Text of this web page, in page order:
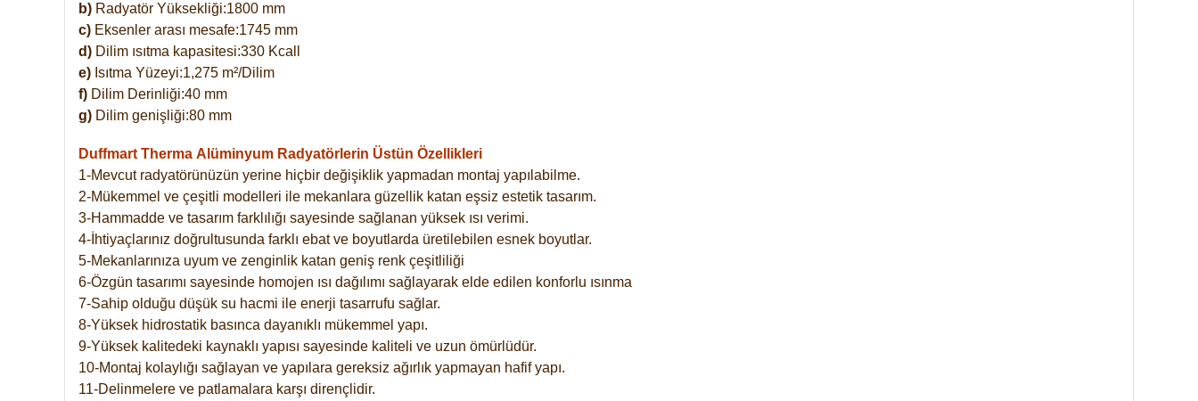
b) Radyatör Yüksekliği:1800 mm
c) Eksenler arası mesafe:1745 mm
d) Dilim ısıtma kapasitesi:330 Kcall
e) Isıtma Yüzeyi:1,275 m²/Dilim
f) Dilim Derinliği:40 mm
g) Dilim genişliği:80 mm
Duffmart Therma Alüminyum Radyatörlerin Üstün Özellikleri
1-Mevcut radyatörünüzün yerine hiçbir değişiklik yapmadan montaj yapılabilme.
2-Mükemmel ve çeşitli modelleri ile mekanlara güzellik katan eşsiz estetik tasarım.
3-Hammadde ve tasarım farklılığı sayesinde sağlanan yüksek ısı verimi.
4-İhtiyaçlarınız doğrultusunda farklı ebat ve boyutlarda üretilebilen esnek boyutlar.
5-Mekanlarınıza uyum ve zenginlik katan geniş renk çeşitliliği
6-Özgün tasarımı sayesinde homojen ısı dağılımı sağlayarak elde edilen konforlu ısınma
7-Sahip olduğu düşük su hacmi ile enerji tasarrufu sağlar.
8-Yüksek hidrostatik basınca dayanıklı mükemmel yapı.
9-Yüksek kalitedeki kaynaklı yapısı sayesinde kaliteli ve uzun ömürlüdür.
10-Montaj kolaylığı sağlayan ve yapılara gereksiz ağırlık yapmayan hafif yapı.
11-Delinmelere ve patlamalara karşı dirençlidir.